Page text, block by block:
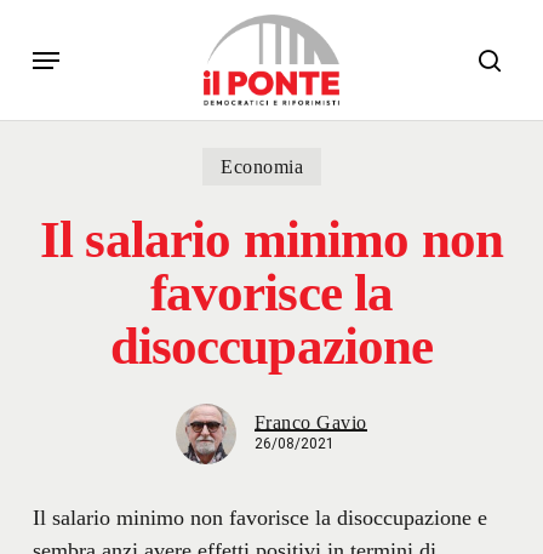
main
Menu
Economia
Il salario minimo non
favorisce la
disoccupazione
Franco Gavio
26/08/2021
Il salario minimo non favorisce la disoccupazione e